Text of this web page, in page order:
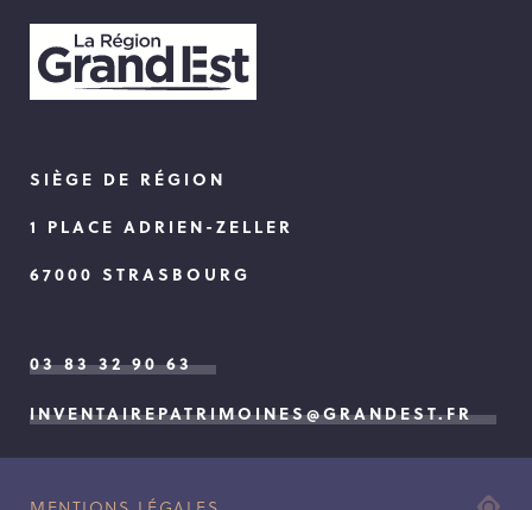
SIÈGE DE RÉGION
1 PLACE ADRIEN-ZELLER
67000 STRASBOURG
03 83 32 90 63
INVENTAIREPATRIMOINES@GRANDEST.FR